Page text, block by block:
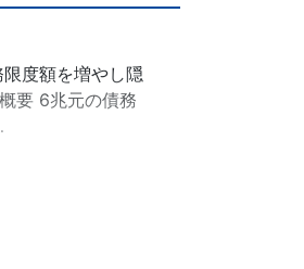
度額を増やし隠
要 6兆元の債務